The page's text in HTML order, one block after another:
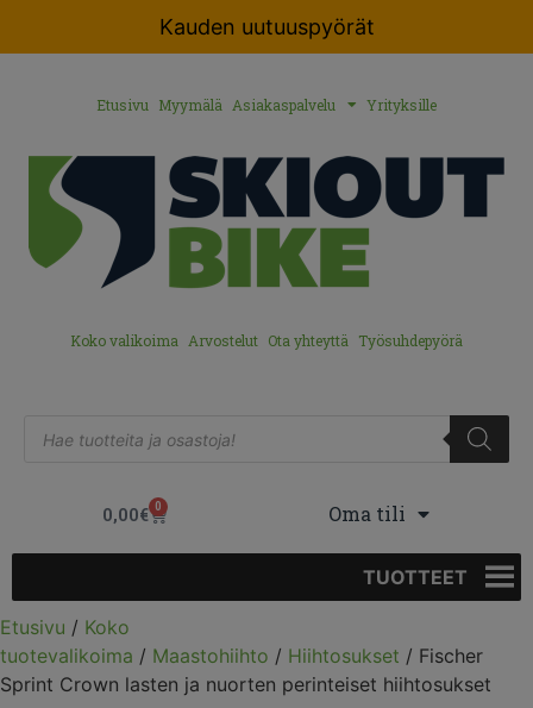
Kauden uutuuspyörät
Etusivu Myymälä Asiakaspalvelu Yrityksille
Koko valikoima Arvostelut Ota yhteyttä Työsuhdepyörä
0,00€ 0 Oma tili
TUOTTEET
Etusivu / Koko
tuotevalikoima / Maastohiihto / Hiihtosukset / Fischer
Sprint Crown lasten ja nuorten perinteiset hiihtosukset